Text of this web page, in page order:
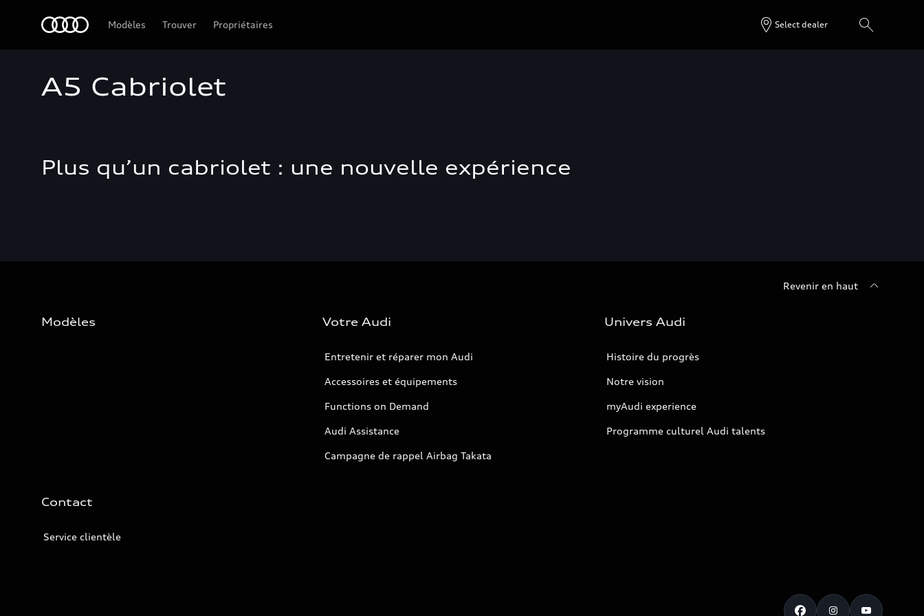
Modèles Trouver Propriétaires Select dealer
A5 Cabriolet
Plus qu’un cabriolet : une nouvelle expérience
Revenir en haut
Modèles Votre Audi
Entretenir et réparer mon Audi
Accessoires et équipements
Functions on Demand
Audi Assistance
Campagne de rappel Airbag Takata
Univers Audi
Histoire du progrès
Notre vision
myAudi experience
Programme culturel Audi talents
Contact
Service clientèle